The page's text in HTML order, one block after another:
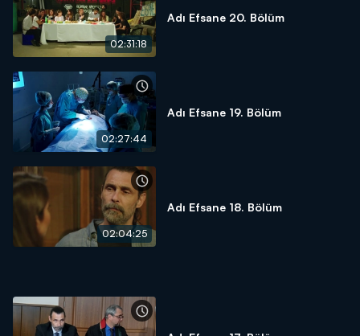
02:31:18
Adı Efsane 20. Bölüm
02:27:44
Adı Efsane 19. Bölüm
02:04:25
Adı Efsane 18. Bölüm